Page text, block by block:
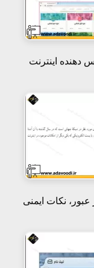
دهنده اینترنت
نکات ایمنی